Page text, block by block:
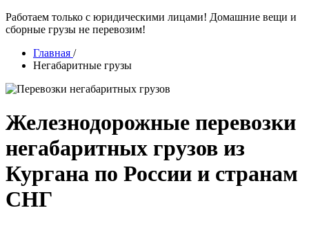
Работаем только с юридическими лицами! Домашние вещи и
сборные грузы не перевозим!
Главная /
Негабаритные грузы
Железнодорожные перевозки
негабаритных грузов из
Кургана по России и странам
СНГ